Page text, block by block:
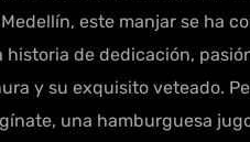
este manjar se ha
de dedicación,
y su exquisito veteado.
una hamburguesa